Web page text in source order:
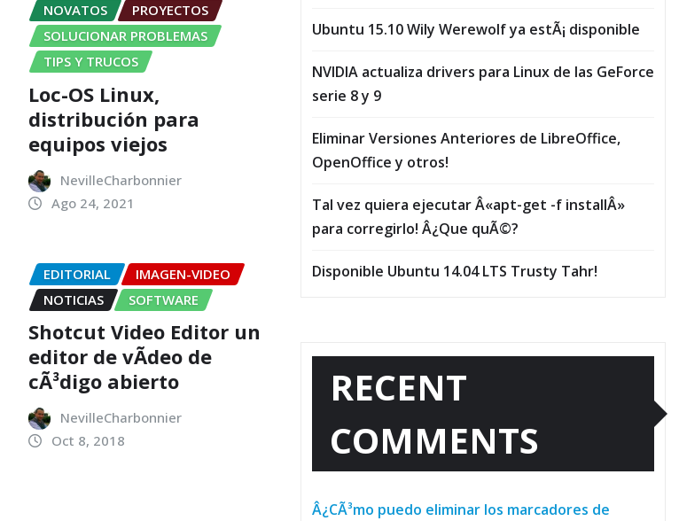
NOVATOS
PROYECTOS
SOLUCIONAR PROBLEMAS
TIPS Y TRUCOS
Loc-OS Linux,
distribución para
equipos viejos
NevilleCharbonnier
Ago 24, 2021
EDITORIAL
IMAGEN-VIDEO
NOTICIAS
SOFTWARE
Shotcut Video Editor un
editor de vÃ­deo de
cÃ³digo abierto
NevilleCharbonnier
Oct 8, 2018
Ubuntu 15.10 Wily Werewolf ya estÃ¡ disponible
NVIDIA actualiza drivers para Linux de las GeForce
serie 8 y 9
Eliminar Versiones Anteriores de LibreOffice,
OpenOffice y otros!
Tal vez quiera ejecutar Â«apt-get -f installÂ»
para corregirlo! Â¿Que quÃ©?
Disponible Ubuntu 14.04 LTS Trusty Tahr!
RECENT
COMMENTS
Â¿CÃ³mo puedo eliminar los marcadores de